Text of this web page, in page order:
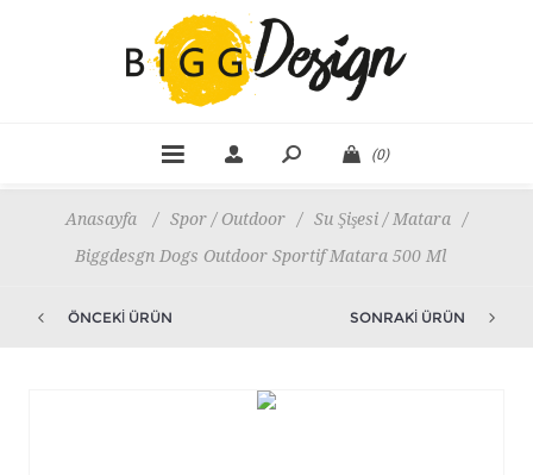
(0)
Anasayfa / Spor / Outdoor / Su Şişesi / Matara
/
Biggdesgn Dogs Outdoor Sportif Matara 500 Ml
ÖNCEKI ÜRÜN SONRAKI ÜRÜN